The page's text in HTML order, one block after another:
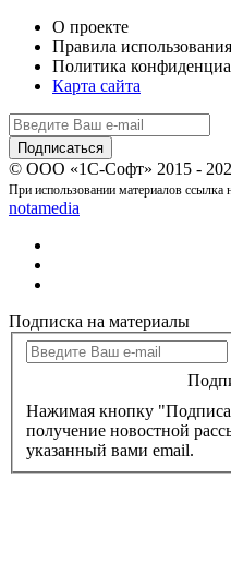
О проекте
Правила использования
Политика
Карта сайта
© ООО «1С-Софт» 2015 -
При использовании материалов ссылка
notamedia
Подписка на материалы
Нажимая кнопку
получение новостной
указанный вами email.